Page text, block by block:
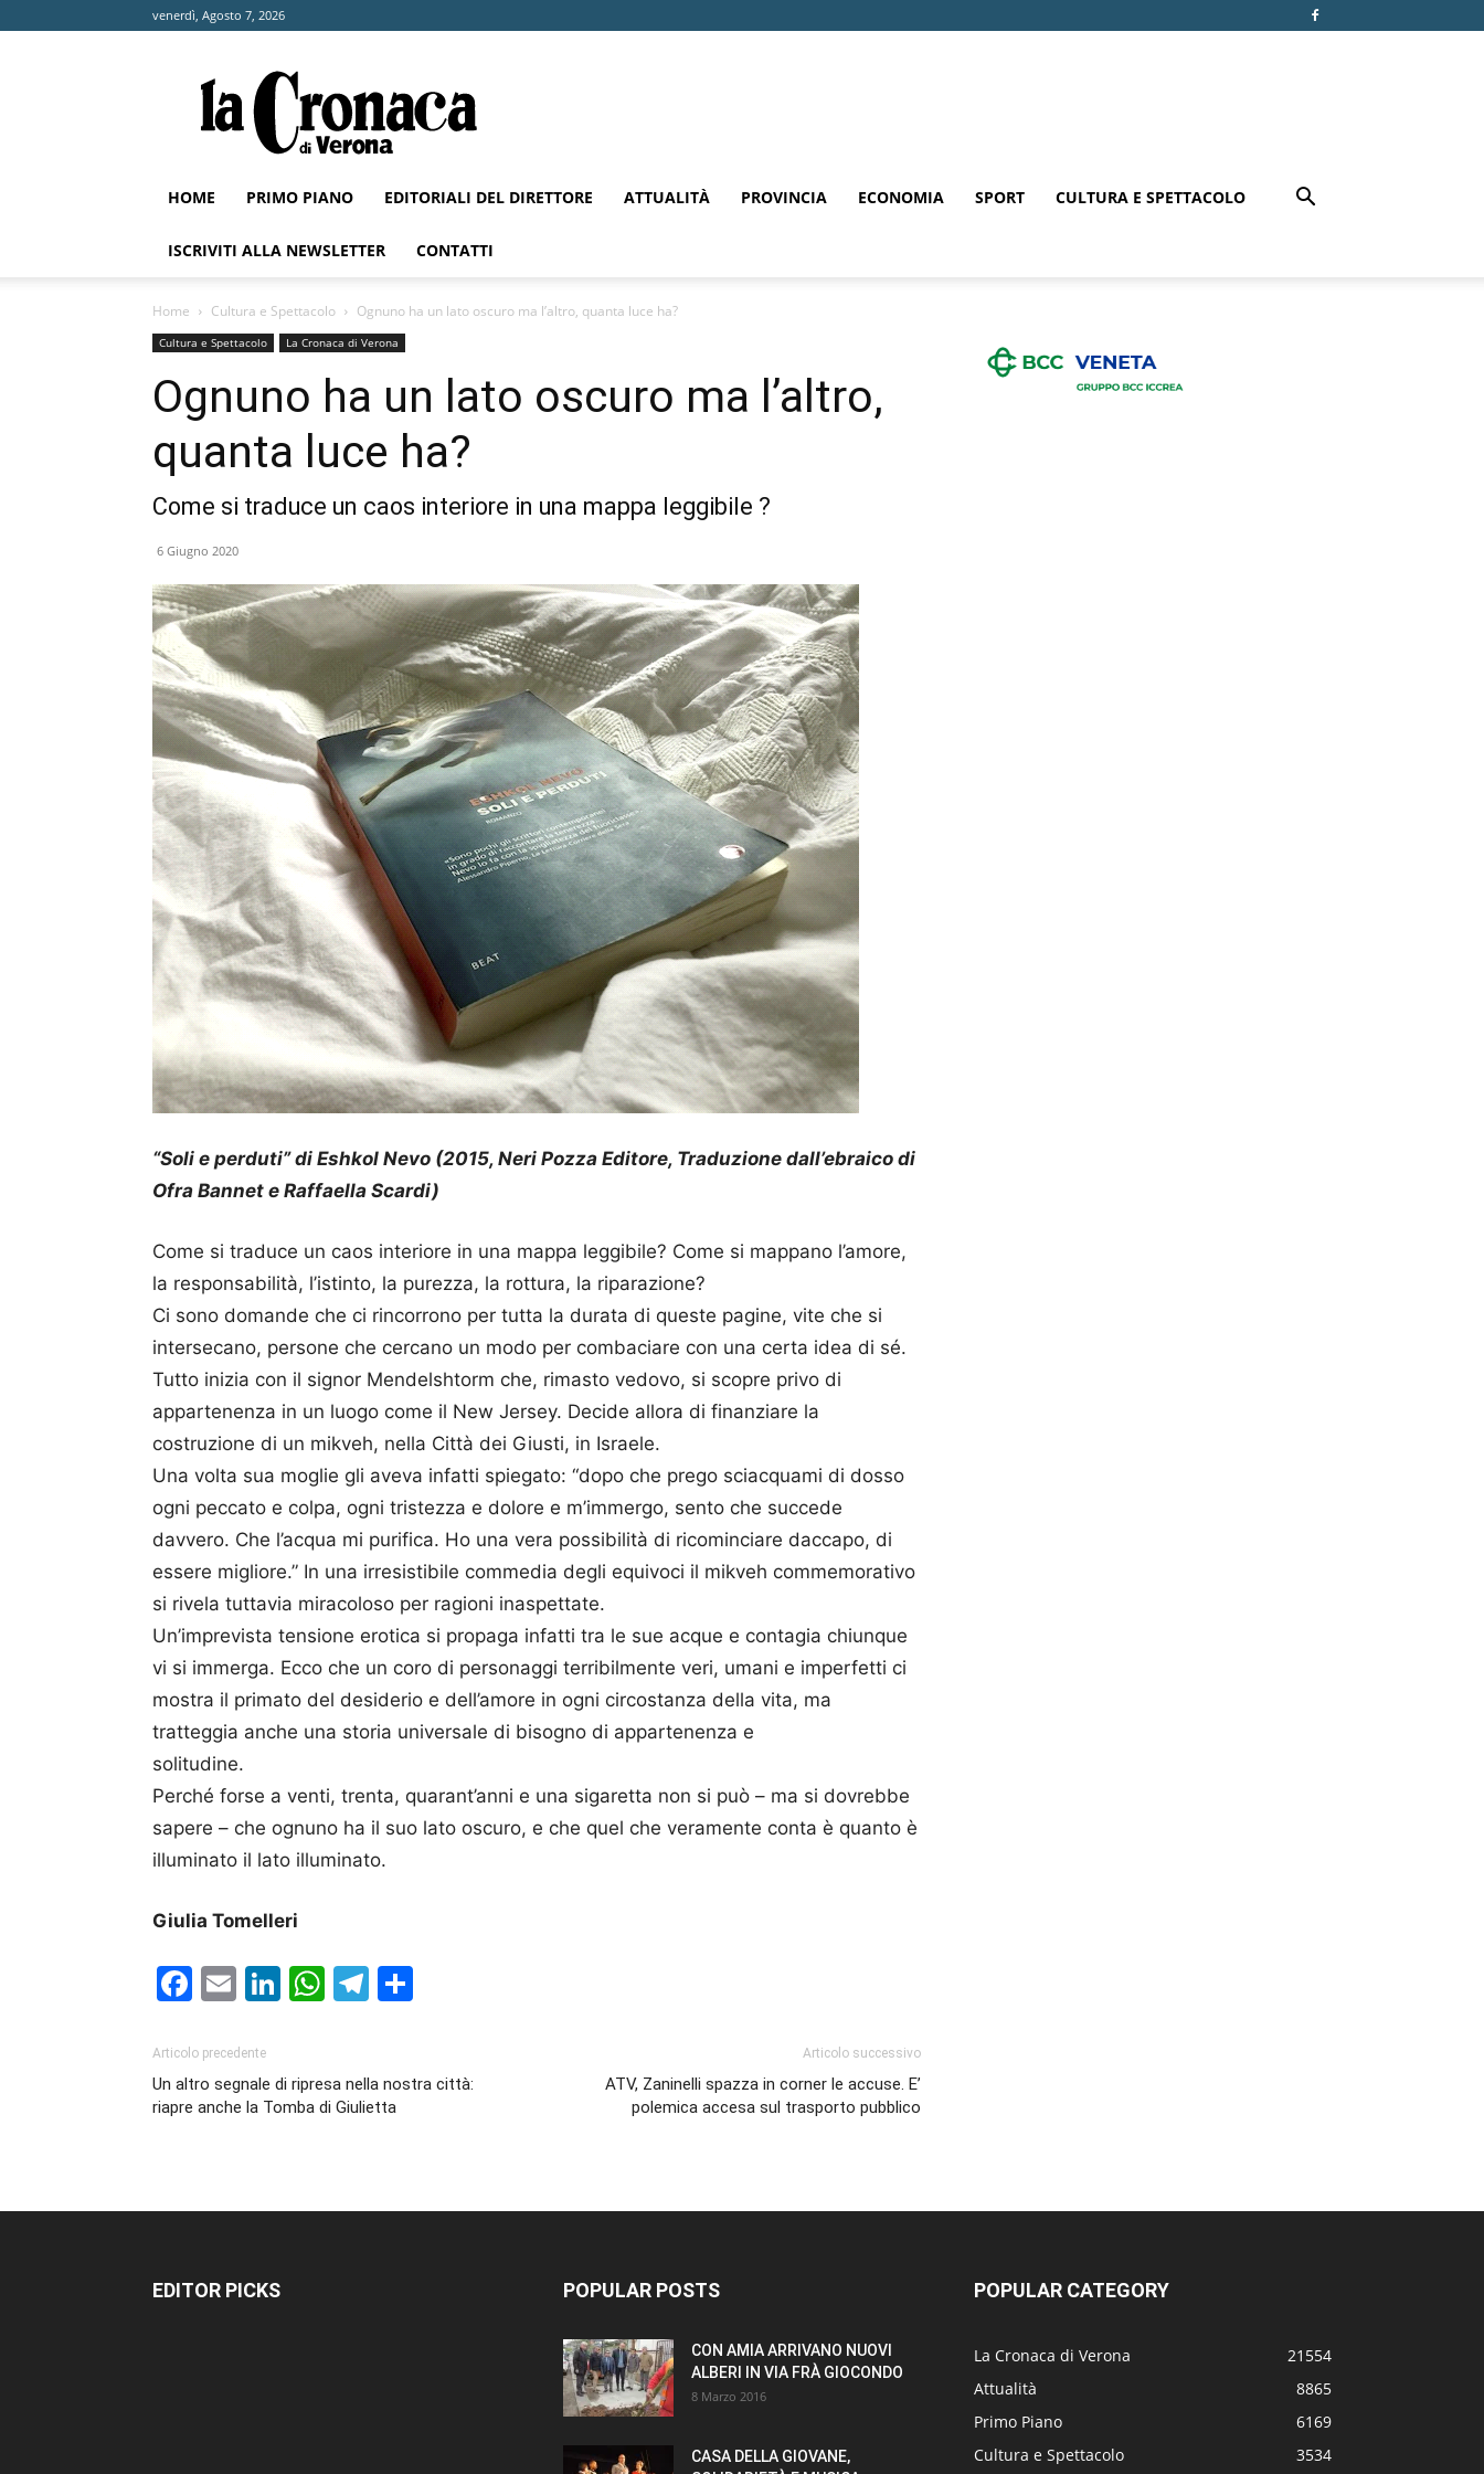
venerdì, Agosto 7, 2026
Cronaca
di
Verona
HOME PRIMO PIANO EDITORIALI DEL DIRETTORE ATTUALITÀ PROVINCIA ECONOMIA SPORT CULTURA E SPETTACOLO
ISCRIVITI ALLA NEWSLETTER CONTATTI
Home Cultura e Spettacolo Ognuno ha un lato oscuro ma l’altro, quanta luce ha?
Cultura e Spettacolo La Cronaca di Verona
Ognuno ha un lato oscuro ma l’altro,
quanta luce ha?
Come si traduce un caos interiore in una mappa leggibile ?
6 Giugno 2020
“Soli e perduti” di Eshkol Nevo (2015, Neri Pozza Editore, Traduzione dall’ebraico di
Ofra Bannet e Raffaella Scardi)
Come si traduce un caos interiore in una mappa leggibile? Come si mappano l’amore,
la responsabilità, l’istinto, la purezza, la rottura, la riparazione?
Ci sono domande che ci rincorrono per tutta la durata di queste pagine, vite che si
intersecano, persone che cercano un modo per combaciare con una certa idea di sé.
Tutto inizia con il signor Mendelshtorm che, rimasto vedovo, si scopre privo di
appartenenza in un luogo come il New Jersey. Decide allora di finanziare la
costruzione di un mikveh, nella Città dei Giusti, in Israele.
Una volta sua moglie gli aveva infatti spiegato: “dopo che prego sciacquami di dosso
ogni peccato e colpa, ogni tristezza e dolore e m’immergo, sento che succede
davvero. Che l’acqua mi purifica. Ho una vera possibilità di ricominciare daccapo, di
essere migliore.” In una irresistibile commedia degli equivoci il mikveh commemorativo
si rivela tuttavia miracoloso per ragioni inaspettate.
Un’imprevista tensione erotica si propaga infatti tra le sue acque e contagia chiunque
vi si immerga. Ecco che un coro di personaggi terribilmente veri, umani e imperfetti ci
mostra il primato del desiderio e dell’amore in ogni circostanza della vita, ma
tratteggia anche una storia universale di bisogno di appartenenza e
solitudine.
Perché forse a venti, trenta, quarant’anni e una sigaretta non si può – ma si dovrebbe
sapere – che ognuno ha il suo lato oscuro, e che quel che veramente conta è quanto è
illuminato il lato illuminato.
Giulia Tomelleri
Facebook
EmailLinkedIn
WhatsApp
Telegram
Articolo precedente
Un altro segnale di ripresa nella nostra città:
riapre anche la Tomba di Giulietta
Articolo successivo
ATV, Zaninelli spazza in corner le accuse. E’
polemica accesa sul trasporto pubblico
EDITOR PICKS POPULAR POSTS
CON AMIA ARRIVANO NUOVI
ALBERI IN VIA FRÀ GIOCONDO
8 Marzo 2016
CASA DELLA GIOVANE,
POPULAR CATEGORY
La Cronaca di Verona
21554
Attualità
8865
Primo Piano
6169
Cultura e Spettacolo
3534